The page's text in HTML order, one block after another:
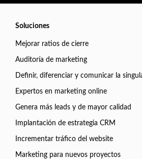
Soluciones
Mejorar ratios de cierre
Auditoría de marketing
Definir, diferenciar y comunicar la
Expertos en marketing online
Genera más leads y de mayor calidad
Implantación de estrategia CRM
Incrementar tráfico del website
Marketing para nuevos proyectos